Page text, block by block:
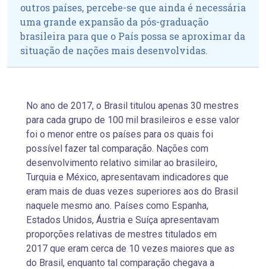
outros países, percebe-se que ainda é necessária
uma grande expansão da pós-graduação
brasileira para que o País possa se aproximar da
situação de nações mais desenvolvidas.
No ano de 2017, o Brasil titulou apenas 30 mestres
para cada grupo de 100 mil brasileiros e esse valor
foi o menor entre os países para os quais foi
possível fazer tal comparação. Nações com
desenvolvimento relativo similar ao brasileiro,
Turquia e México, apresentavam indicadores que
eram mais de duas vezes superiores aos do Brasil
naquele mesmo ano. Países como Espanha,
Estados Unidos, Áustria e Suíça apresentavam
proporções relativas de mestres titulados em
2017 que eram cerca de 10 vezes maiores que as
do Brasil, enquanto tal comparação chegava a